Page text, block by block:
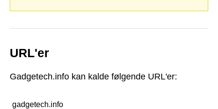
URL'er
Gadgetech.info kan kalde følgende URL'er:
gadgetech.info